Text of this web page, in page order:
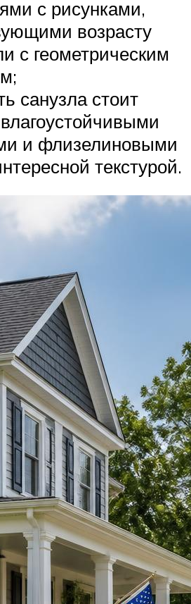
с рисунками,
возрасту
с геометрическим
санузла стоит
и флизелиновыми
текстурой.